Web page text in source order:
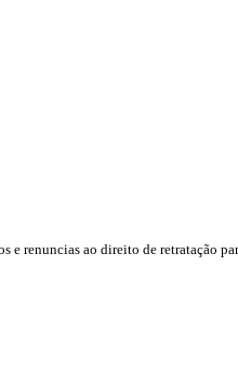
e renuncias ao direito de retratação